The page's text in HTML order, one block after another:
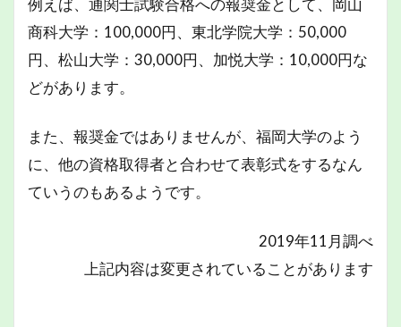
例えば、通関士試験合格への報奨金として、岡山
商科大学：100,000円、東北学院大学：50,000
円、松山大学：30,000円、加悦大学：10,000円な
どがあります。
また、報奨金ではありませんが、福岡大学のよう
に、他の資格取得者と合わせて表彰式をするなん
ていうのもあるようです。
2019年11月調べ
上記内容は変更されていることがあります